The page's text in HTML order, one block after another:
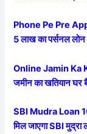
Phone Pe Pre
5 लाख का पर्सनल लोन
Online Jamin Ka
जमीन का खतियान
SBI Mudra Loan
मिल जाएगा SBI